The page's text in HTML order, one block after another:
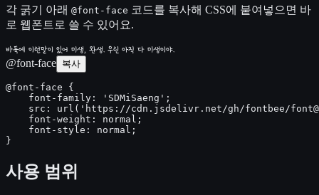
각 굵기 아래 @font-face 코드를 복사해 CSS에 붙여넣으면 바
로 웹폰트로 쓸 수 있어요.
바둑에 이런말이 있어 미생, 완생. 우린 아직 다 미생이야.
@font-face 복사
@font-face {
    font-family: 'SDMiSaeng';
src: url('https://cdn.jsdelivr.net/gh/fontbee/
    font-weight: normal;
    font-style: normal;
}
사용 범위